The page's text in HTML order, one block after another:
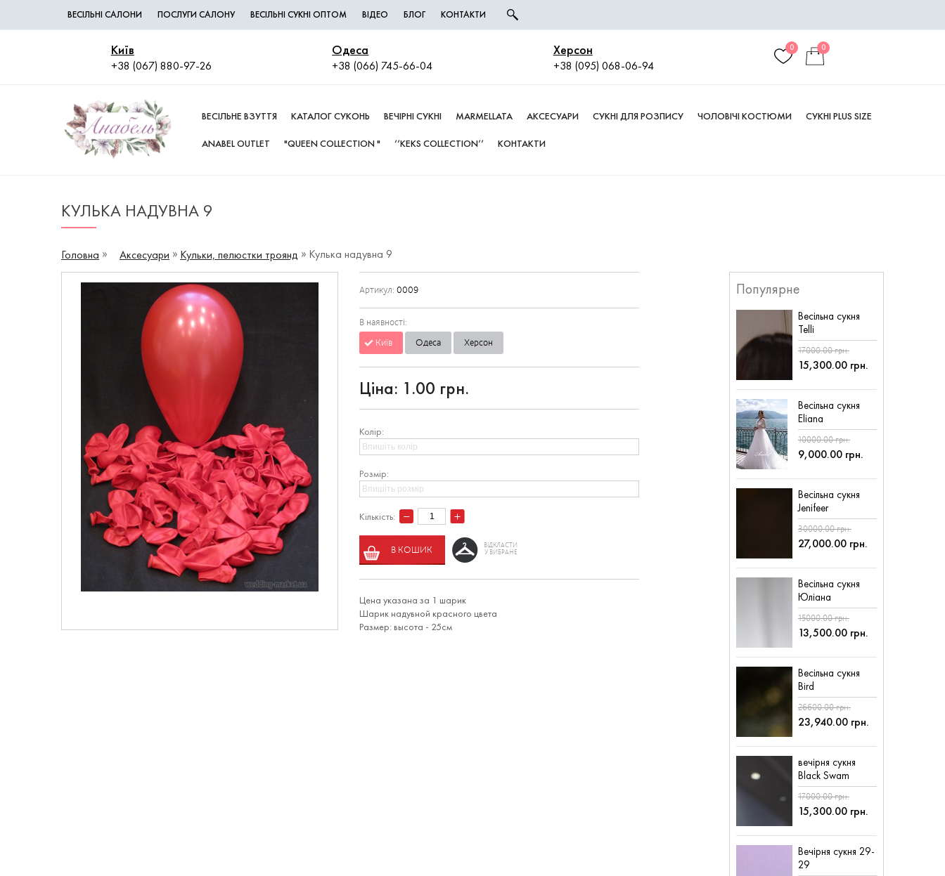
ВЕСІЛЬНІ САЛОНИ ПОСЛУГИ САЛОНУ ВЕСІЛЬНІ СУКНІ ОПТОМ ВІДЕО БЛОГ КОНТАКТИ
Київ
+38 (067) 880-97-26
Одеса
+38 (066) 745-66-04
Херсон
+38 (095) 068-06-94
0 0
ВЕСІЛЬНЕ ВЗУТТЯ КАТАЛОГ СУКОНЬ ВЕЧІРНІ СУКНІ MARMELLATA АКСЕСУАРИ СУКНІ ДЛЯ РОЗПИСУ ЧОЛОВІЧІ КОСТЮМИ СУКНІ PLUS SIZE
ANABEL OUTLET "QUEEN COLLECTION " ’’KEKS COLLECTION’’ КОНТАКТИ
КУЛЬКА НАДУВНА 9
Головна Аксесуари Кульки, пелюстки троянд Кулька надувна 9
Артикул:0009
В наявності:
Київ
Одеса Херсон
Ціна: 1.00 грн.
Колір:
Розмір:
Кількість:
В КОШИК ВІДКЛАСТИ
У ВИБРАНЕ
Цена указана за 1 шарик
Шарик надувной красного цвета
Размер: высота - 25см
Популярне
Весільна сукня
Telli
17000.00 грн.
15,300.00 грн.
Весільна сукня
Eliana
10000.00 грн.
9,000.00 грн.
Весільна сукня
Jenifeer
30000.00 грн.
27,000.00 грн.
Весільна сукня
Юліана
15000.00 грн.
13,500.00 грн.
Весільна сукня
Bird
26600.00 грн.
23,940.00 грн.
вечірня сукня
Black Swam
17000.00 грн.
15,300.00 грн.
Вечірня сукня 29-
29